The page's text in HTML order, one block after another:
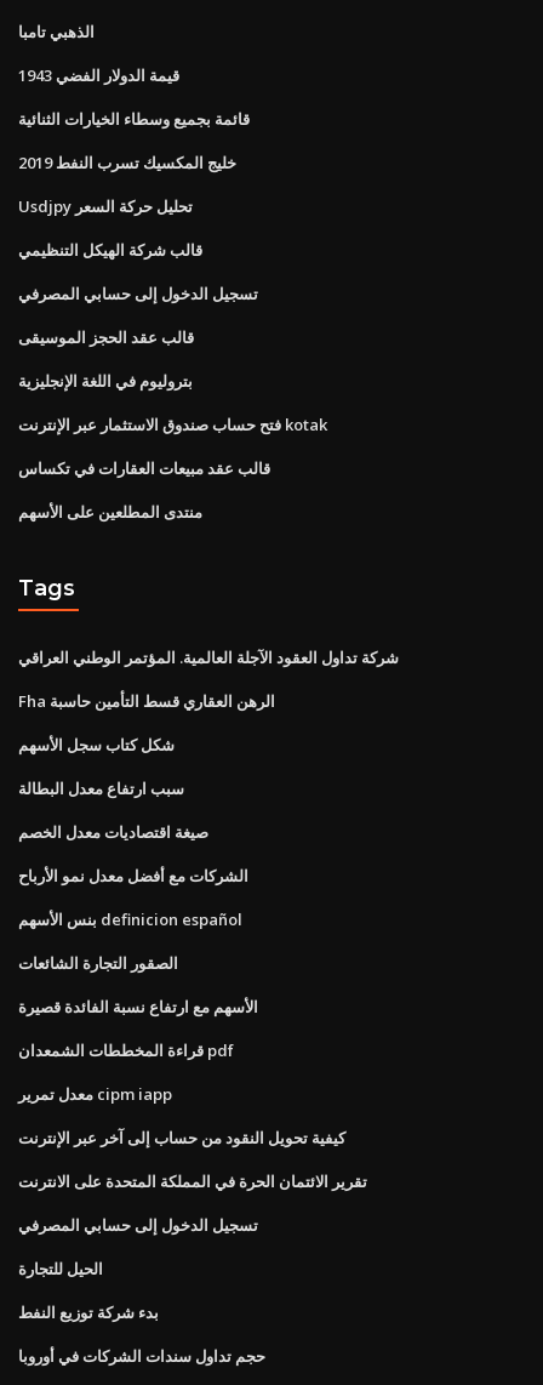
الذهبي تامبا
1943 قيمة الدولار الفضي
قائمة بجميع وسطاء الخيارات الثنائية
خليج المكسيك تسرب النفط 2019
Usdjpy تحليل حركة السعر
قالب شركة الهيكل التنظيمي
تسجيل الدخول إلى حسابي المصرفي
قالب عقد الحجز الموسيقى
بتروليوم في اللغة الإنجليزية
فتح حساب صندوق الاستثمار عبر الإنترنت kotak
قالب عقد مبيعات العقارات في تكساس
منتدى المطلعين على الأسهم
Tags
شركة تداول العقود الآجلة العالمية. المؤتمر الوطني العراقي
Fha الرهن العقاري قسط التأمين حاسبة
شكل كتاب سجل الأسهم
سبب ارتفاع معدل البطالة
صيغة اقتصاديات معدل الخصم
الشركات مع أفضل معدل نمو الأرباح
بنس الأسهم definicion español
الصقور التجارة الشائعات
الأسهم مع ارتفاع نسبة الفائدة قصيرة
قراءة المخططات الشمعدان pdf
معدل تمرير cipm iapp
كيفية تحويل النقود من حساب إلى آخر عبر الإنترنت
تقرير الائتمان الحرة في المملكة المتحدة على الانترنت
تسجيل الدخول إلى حسابي المصرفي
الحيل للتجارة
بدء شركة توزيع النفط
حجم تداول سندات الشركات في أوروبا